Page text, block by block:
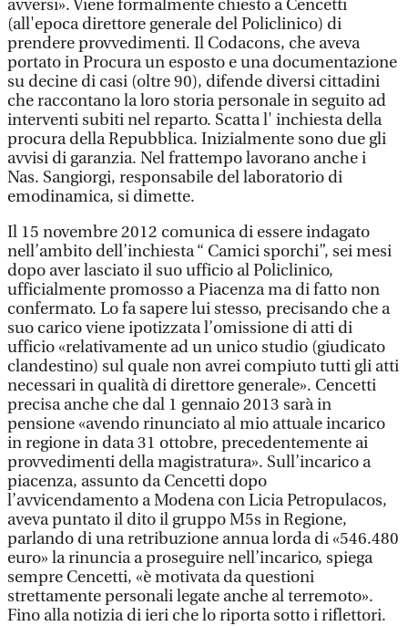
avversi». Viene formalmente chiesto a Cencetti
(all'epoca direttore generale del Policlinico) di
prendere provvedimenti. Il Codacons, che aveva
portato in Procura un esposto e una documentazione
su decine di casi (oltre 90), difende diversi cittadini
che raccontano la loro storia personale in seguito ad
interventi subiti nel reparto. Scatta l' inchiesta della
procura della Repubblica. Inizialmente sono due gli
avvisi di garanzia. Nel frattempo lavorano anche i
Nas. Sangiorgi, responsabile del laboratorio di
emodinamica, si dimette.
Il 15 novembre 2012 comunica di essere indagato
nell’ambito dell’inchiesta “ Camici sporchi”, sei mesi
dopo aver lasciato il suo ufficio al Policlinico,
ufficialmente promosso a Piacenza ma di fatto non
confermato. Lo fa sapere lui stesso, precisando che a
suo carico viene ipotizzata l’omissione di atti di
ufficio «relativamente ad un unico studio (giudicato
clandestino) sul quale non avrei compiuto tutti gli atti
necessari in qualità di direttore generale». Cencetti
precisa anche che dal 1 gennaio 2013 sarà in
pensione «avendo rinunciato al mio attuale incarico
in regione in data 31 ottobre, precedentemente ai
provvedimenti della magistratura». Sull’incarico a
piacenza, assunto da Cencetti dopo
l’avvicendamento a Modena con Licia Petropulacos,
aveva puntato il dito il gruppo M5s in Regione,
parlando di una retribuzione annua lorda di «546.480
euro» la rinuncia a proseguire nell’incarico, spiega
sempre Cencetti, «è motivata da questioni
strettamente personali legate anche al terremoto».
Fino alla notizia di ieri che lo riporta sotto i riflettori.